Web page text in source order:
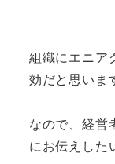
組織にエニア
効だと思いま
なので、経営
にお伝えした